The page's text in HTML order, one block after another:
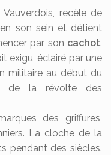
recèle de
en son sein et détient
par son cachot.
exigu, éclairé par une
militaire au début du
de la révolte des
des griffures,
La cloche de la
pendant des siècles.